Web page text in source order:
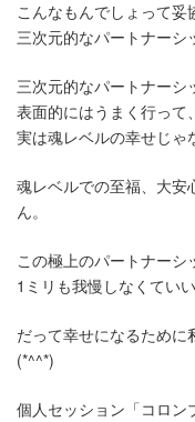
こんなもんでしょって妥
三次元的なパートナーシ
三次元的なパートナーシ
表面的にはうまく行って
実は魂レベルの幸せじゃ
魂レベルでの至福、大安
ん。
この極上のパートナーシ
1ミリも我慢しなくてい
だって幸せになるために
(*^^*)
個人セッション「コロン